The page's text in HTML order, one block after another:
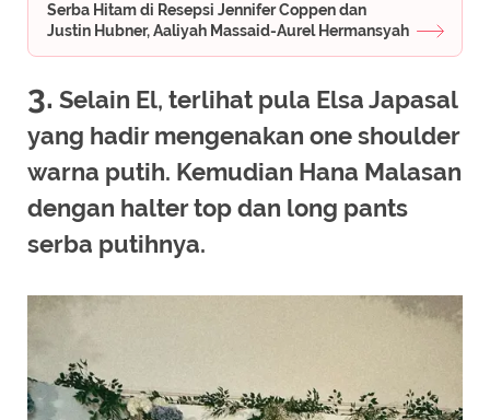
Serba Hitam di Resepsi Jennifer Coppen dan
Justin Hubner, Aaliyah Massaid-Aurel Hermansyah
3. Selain El, terlihat pula Elsa Japasal
yang hadir mengenakan one shoulder
warna putih. Kemudian Hana Malasan
dengan halter top dan long pants
serba putihnya.